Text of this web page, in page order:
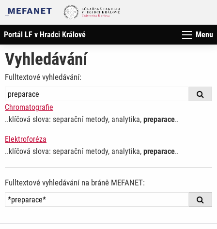
Portál LF v Hradci Králové Menu
Vyhledávání
Fulltextové vyhledávání:
Chromatografie
..klíčová slova: separační metody, analytika, preparace..
Elektroforéza
..klíčová slova: separační metody, analytika, preparace..
Fulltextové vyhledávání na bráně MEFANET: